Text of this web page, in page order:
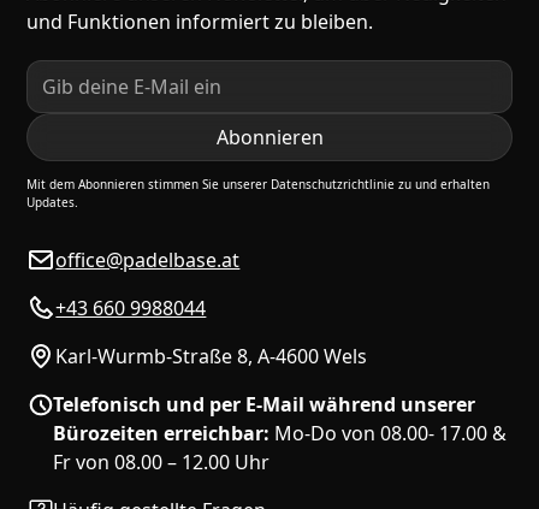
und Funktionen informiert zu bleiben.
Mit dem Abonnieren stimmen Sie unserer Datenschutzrichtlinie zu und erhalten
Updates.
office@padelbase.at
+43 660 9988044
Karl-Wurmb-Straße 8, A-4600 Wels
Telefonisch und per E-Mail während unserer
Bürozeiten erreichbar: Mo-Do von 08.00- 17.00 &
Fr von 08.00 – 12.00 Uhr